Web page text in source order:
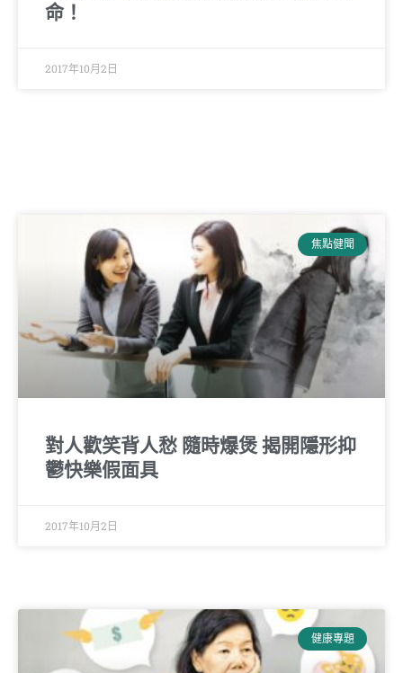
命！
2017年10月2日
焦點健聞
對人歡笑背人愁 隨時爆煲 揭開隱形抑
鬱快樂假面具
2017年10月2日
健康專題